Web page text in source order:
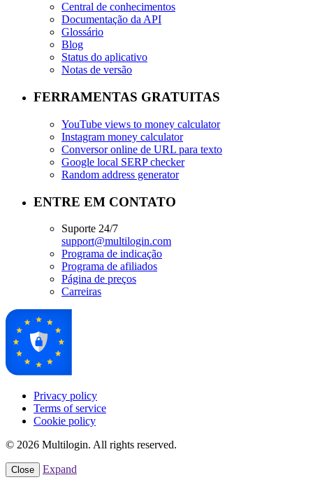
Central de conhecimentos
Documentação da API
Glossário
Blog
Status do aplicativo
Notas de versão
FERRAMENTAS GRATUITAS
YouTube views to money calculator
Instagram money calculator
Conversor online de URL para texto
Google local SERP checker
Random address generator
ENTRE EM CONTATO
Suporte 24/7
support@multilogin.com
Programa de indicação
Programa de afiliados
Página de preços
Carreiras
Privacy policy
Terms of service
Cookie policy
© 2026 Multilogin. All rights reserved.
Close Expand